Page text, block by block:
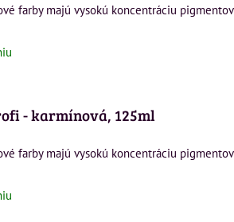
farby majú vysokú koncentráciu pigmentov
- karmínová, 125ml
farby majú vysokú koncentráciu pigmentov